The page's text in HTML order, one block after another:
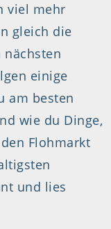
viel mehr
gleich die
nächsten
einige
am besten
wie du Dinge,
Flohmarkt
und lies